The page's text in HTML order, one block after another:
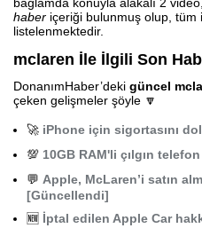
haber içeriği bulunmuş olup, tüm
listelenmektedir.
mclaren İle İlgili Son
DonanımHaber’deki güncel
çeken gelişmeler şöyle 🔽
🚀 iPhone için sigortasını
💯 10GB RAM'li çılgın
💬 Apple, McLaren’i satın
[Güncellendi]
🆕 İptal edilen Apple Car